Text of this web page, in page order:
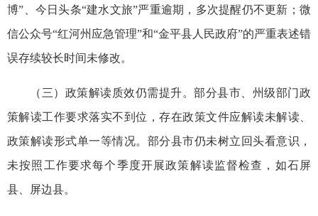
博”、今日头条“建水文旅”严重逾期，多次提醒仍不更新；微
信公众号“红河州应急管理”和“金平县人民政府”的严重表述错
误存续较长时间未修改。
（三）政策解读质效仍需提升。部分县市、州级部门政
策解读工作要求落实不到位，存在政策文件应解读未解读、
政策解读形式单一等情况。部分县市仍未树立回头看意识，
未按照工作要求每个季度开展政策解读监督检查，如石屏
县、屏边县。